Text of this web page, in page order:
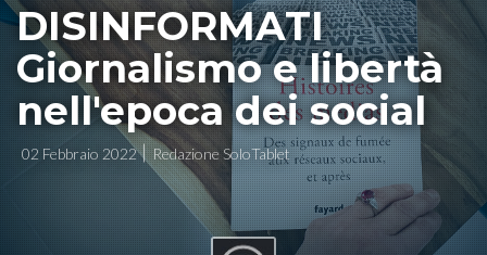
DISINFORMATI
Giornalismo e libertà
nell'epoca dei social
02 Febbraio 2022 Redazione SoloTablet